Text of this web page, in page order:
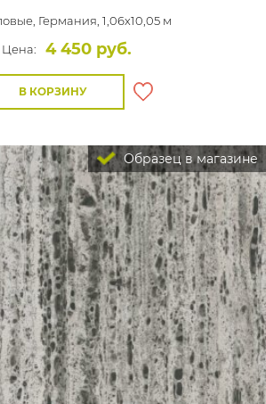
Германия, 1,06x10,05 м
Цена:
4 450 руб.
В КОРЗИНУ
Образец в магазине